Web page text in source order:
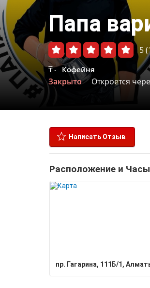
Папа
5
₸
Кофейня
Закрыто Откроется
Написать Отзыв
Расположение и
пр. Гагарина, 111Б/1,